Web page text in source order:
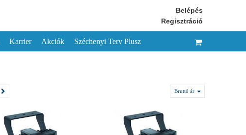
Belépés
Regisztráció
Karrier Akciók Széchenyi Terv Plusz
Bruttó ár